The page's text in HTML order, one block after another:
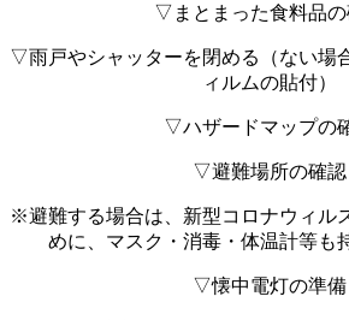
▽まとまった食料品の
▽雨戸やシャッターを閉める（ない場
ィルムの貼付）
▽ハザードマップの
▽避難場所の確認
※避難する場合は、新型コロナウィル
めに、マスク・消毒・体温計等も
▽懐中電灯の準備